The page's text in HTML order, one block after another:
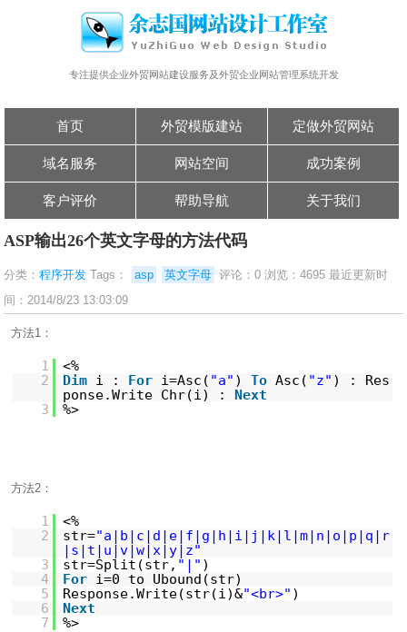
专注提供企业外贸网站建设服务及外贸企业网站管理系统开发
首页 外贸模版建站 定做外贸网站
域名服务 网站空间 成功案例
客户评价 帮助导航 关于我们
ASP输出26个英文字母的方法代码
分类：程序开发 Tags： asp 英文字母 评论：0 浏览：4695 最近更新时
间：2014/8/23 13:03:09
方法1：
1
<%
2
Dim i : For i=Asc( "a" ) To Asc( "z" ) : Res
ponse.Write Chr(i) : Next
3
%>
方法2：
1
<%
2
str="a|b|c|d|e|f|g|h|i|j|k|l|m|n|o|p|q|r
|s|t|u|v|w|x|y|z"
3
str=Split(str, "|" )
4
For i=0 to Ubound(str)
5
Response.Write(str(i)&"<br>" )
6
Next
7
%>